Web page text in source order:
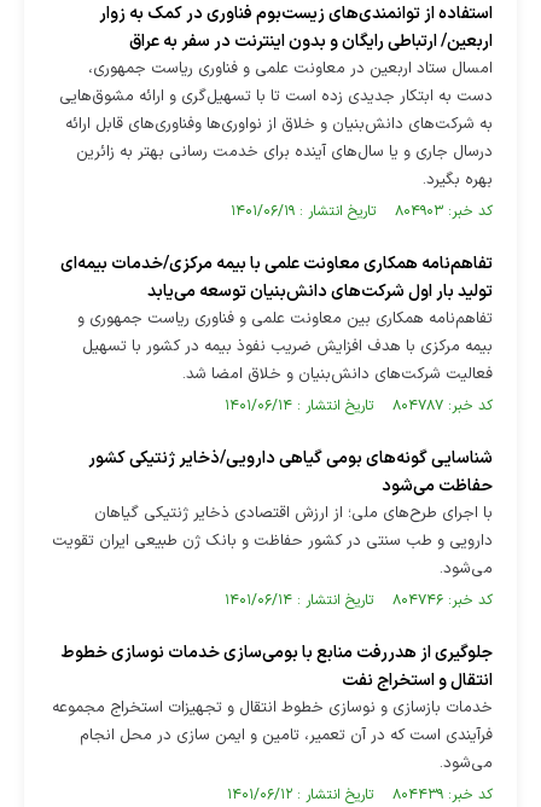
استفاده از توانمندی‌های زیست‌بوم فناوری در کمک به زوار
اربعین/ ارتباطی رایگان و بدون اینترنت در سفر به عراق
امسال ستاد اربعین در معاونت علمی و فناوری ریاست جمهوری،
دست به ابتکار جدیدی زده است تا با تسهیل‌گری و ارائه مشوق‌هایی
به شرکت‌های دانش‌بنیان و خلاق از نواوری‌ها وفناوری‌های قابل ارائه
درسال جاری و یا سال‌های آینده برای خدمت رسانی بهتر به زائرین
بهره بگیرد.
کد خبر: ۸۰۴۹۰۳ تاریخ انتشار : ۱۴۰۱/۰۶/۱۹
تفاهم‌نامه همکاری معاونت علمی با بیمه مرکزی/خدمات بیمه‌ای
تولید بار اول شرکت‌های دانش‌بنیان توسعه می‌یابد
تفاهم‌نامه همکاری بین معاونت علمی و فناوری ریاست جمهوری و
بیمه مرکزی با هدف افزایش ضریب نفوذ بیمه در کشور با تسهیل
فعالیت شرکت‌های دانش‌بنیان و خلاق امضا شد.
کد خبر: ۸۰۴۷۸۷ تاریخ انتشار : ۱۴۰۱/۰۶/۱۴
شناسایی گونه‌های بومی گیاهی دارویی/ذخایر ژنتیکی کشور
حفاظت می‌شود
با اجرای طرح‌های ملی؛ از ارزش اقتصادی ذخایر ژنتیکی گیاهان
دارویی و طب سنتی در کشور حفاظت و بانک ژن طبیعی ایران تقویت
می‌شود.
کد خبر: ۸۰۴۷۴۶ تاریخ انتشار : ۱۴۰۱/۰۶/۱۴
جلوگیری از هدر‌رفت منابع با بومی‌سازی خدمات نوسازی خطوط
انتقال و استخراج نفت
خدمات بازسازی و نوسازی خطوط انتقال و تجهیزات استخراج مجموعه
فرآیندی است که در آن تعمیر، تامین و ایمن سازی در محل انجام
می‌شود.
کد خبر: ۸۰۴۴۳۹ تاریخ انتشار : ۱۴۰۱/۰۶/۱۲